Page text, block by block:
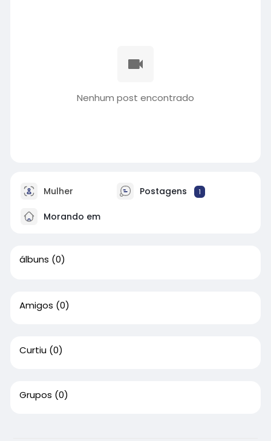
Nenhum post encontrado
Mulher Postagens 1
Morando em
álbuns (0)
Amigos (0)
Curtiu (0)
Grupos (0)